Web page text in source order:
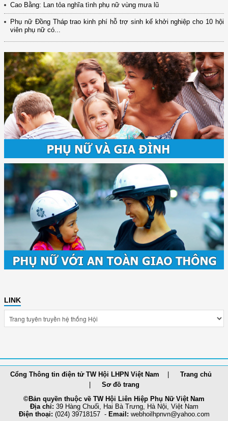
Cao Bằng: Lan tỏa nghĩa tình phụ nữ vùng mưa lũ
Phụ nữ Đồng Tháp trao kinh phí hỗ trợ sinh kế khởi nghiệp cho 10 hội
viên phụ nữ có...
LINK
Cổng Thông tin điện tử TW Hội LHPN Việt Nam
Trang chủ
Sơ đồ trang
©Bản quyền thuộc về TW Hội Liên Hiệp Phụ Nữ Việt Nam
Địa chỉ: 39 Hàng Chuối, Hai Bà Trưng, Hà Nội, Việt Nam
Điện thoại: (024) 39718157 - Email: webhoilhpnvn@yahoo.com